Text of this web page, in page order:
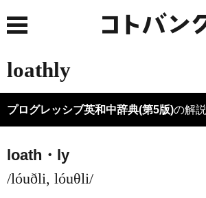
loathly
プログレッシブ英和中辞典(第5版)の解説
loath・ly
/lóuðli, lóuθli/